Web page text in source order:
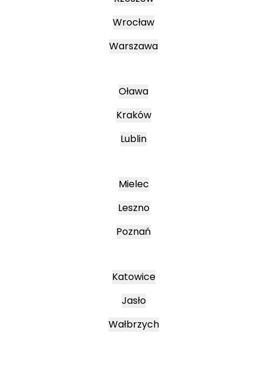
Wrocław
Warszawa
Oława
Kraków
Lublin
Mielec
Leszno
Poznań
Katowice
Jasło
Wałbrzych